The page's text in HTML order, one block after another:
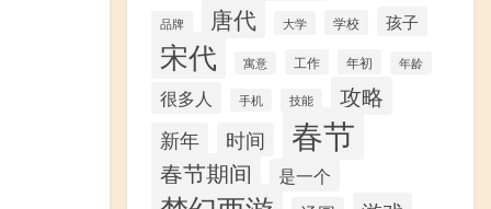
品牌 唐代 大学 学校 孩子
宋代 寓意 工作 年初 年龄
很多人 手机 技能 攻略
新年 时间 春节
春节期间 是一个